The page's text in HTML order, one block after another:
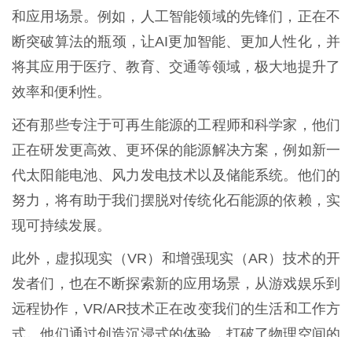
和应用场景。例如，人工智能领域的先锋们，正在不
断突破算法的瓶颈，让AI更加智能、更加人性化，并
将其应用于医疗、教育、交通等领域，极大地提升了
效率和便利性。
还有那些专注于可再生能源的工程师和科学家，他们
正在研发更高效、更环保的能源解决方案，例如新一
代太阳能电池、风力发电技术以及储能系统。他们的
努力，将有助于我们摆脱对传统化石能源的依赖，实
现可持续发展。
此外，虚拟现实（VR）和增强现实（AR）技术的开
发者们，也在不断探索新的应用场景，从游戏娱乐到
远程协作，VR/AR技术正在改变我们的生活和工作方
式。他们通过创造沉浸式的体验，打破了物理空间的